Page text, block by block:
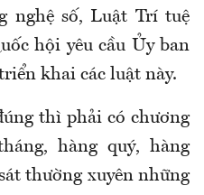
nghệ số, Luật Trí tuệ
hội yêu cầu Ủy ban
khai các luật này.
thì phải có chương
hàng quý, hàng
thường xuyên những